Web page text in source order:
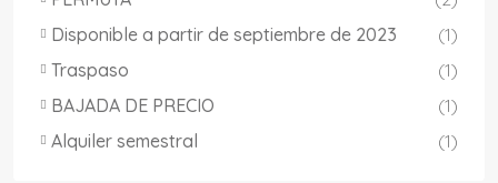
Disponible a partir de septiembre de 2023
(1)
Traspaso
(1)
BAJADA DE PRECIO
(1)
Alquiler semestral
(1)